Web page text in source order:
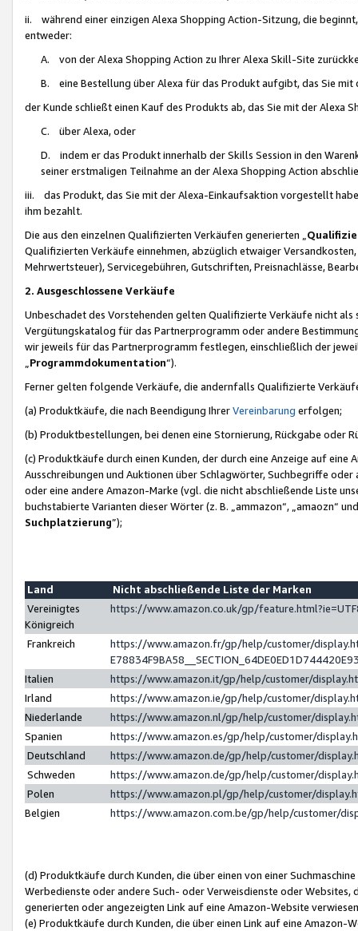
ii. während einer einzigen Alexa Shopping Action-Sitzung, die
entweder:
A. von der Alexa Shopping Action zu Ihrer Alexa Skill-Site
B. eine Bestellung über Alexa für das Produkt aufgibt, das Sie mit
der Kunde schließt einen Kauf des Produkts ab, das Sie mit der Alexa
C. über Alexa, oder
D. indem er das Produkt innerhalb der Skills Session in den
seiner erstmaligen Teilnahme an der Alexa Shopping Action
iii. das Produkt, das Sie mit der Alexa-Einkaufsaktion vorgestellt
ihm bezahlt.
Die aus den einzelnen Qualifizierten Verkäufen generierten „
Qualifizierten Verkäufe einnehmen, abzüglich etwaiger
Mehrwertsteuer), Servicegebühren, Gutschriften, Preisnachlässe,
2. Ausgeschlossene Verkäufe
Unbeschadet des Vorstehenden gelten Qualifizierte Verkäufe nicht
Vergütungskatalog für das Partnerprogramm oder andere
wir jeweils für das Partnerprogramm festlegen, einschließlich der
Programmdokumentation“).
Ferner gelten folgende Verkäufe, die andernfalls Qualifizierte
(a) Produktkäufe, die nach Beendigung IhrerVereinbarung erfolgen;
(b) Produktbestellungen, bei denen eine Stornierung, Rückgabe oder
(c) Produktkäufe durch einen Kunden, der durch eine Anzeige auf
Ausschreibungen und Auktionen über Schlagwörter, Suchbegriffe
oder eine andere Amazon-Marke (vgl. die nicht abschließende Liste
buchstabierte Varianten dieser Wörter (z. B. „ammazon“, „amaozn“
Suchplatzierung”);
Land
Nicht abschließende Liste der Marken
Vereinigtes
Königreich
https://www.amazon.co.uk/gp/
Frankreich
https://www.amazon.fr/gp/help/customer/
Italien
https://www.amazon.it/gp/help/customer/
Irland
https://www.amazon.ie/gp/help/customer/
Niederlande
https://www.amazon.nl/gp/help/customer/
Spanien
https://www.amazon.es/gp/help/customer/
Deutschland
https://www.amazon.de/gp/help/customer/
Schweden
https://www.amazon.de/gp/help/customer/
Polen
https://www.amazon.pl/gp/help/customer/
Belgien
https://www.amazon.com.be/gp/help/customer/
(d) Produktkäufe durch Kunden, die über einen von einer
Werbedienste oder andere Such- oder Verweisdienste oder Websites,
generierten oder angezeigten Link auf eine Amazon-Website
(e) Produktkäufe durch Kunden, die über einen Link auf eine